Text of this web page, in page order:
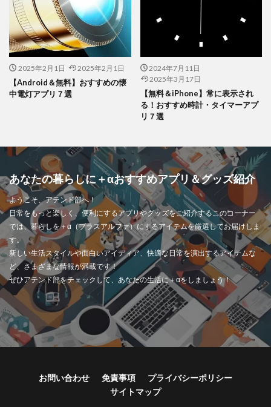
2025年2月1日 2025年2月1日
【Android＆無料】おすすめの懐
中電灯アプリ７選
2024年7月11日
2025年3月17日
【無料＆iPhone】常に表示され
る！おすすめ時計・タイマーアプ
リ７選
あなたの暮らしに＋αおすすめアプリ＆グッズ紹介
ようこそ、アテンド部へ！
日常をもっと楽しく、便利にするアプリやグッズをご紹介するこのコーナー
では、暮らしを＋α（プラスアルファ）にするアイテムを厳選してお届けしま
す。
新しい生活スタイルや面白いアイディア、快適な日常を演出するアイテムな
ど、さまざまな情報が満載です！
ぜひアテンド部をチェックして、あなたの生活に＋αをしましょう！
お問い合わせ 免責事項
プライバシーポリシー
サイトマップ